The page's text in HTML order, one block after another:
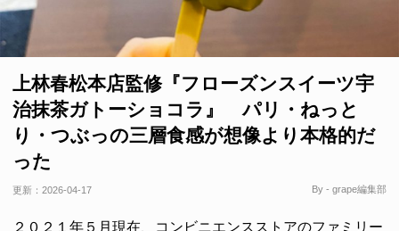
上林春松本店監修『フローズンスイーツ宇
治抹茶ガトーショコラ』 パリ・ねっと
り・つぶっの三層食感が想像より本格的だ
った
更新： 2026-04-17 By - grape編集部
２０２１年５月現在、コンビニエンスストアのファミリー